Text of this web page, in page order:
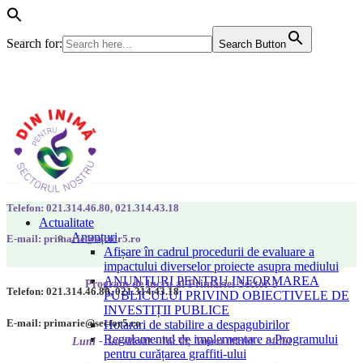
Search for: Search Button
Actualitate
Anunțuri
Afișare în cadrul procedurii de evaluare a
impactului diverselor proiecte asupra mediului
ANUNȚURI PENTRU INFORMAREA
PUBLICULUI PRIVIND OBIECTIVELE DE
INVESTIȚII PUBLICE
Hotarari de stabilire a despagubirilor
Regulamentul de implementare a Programului
pentru curățarea graffiti-ului
Telefon: 021.314.46.80, 021.314.43.18
E-mail: primarie@sector5.ro
Program de lucru al Primăriei Sector 5
Luni - Joi 08:00 - 16:30; Vineri 08:00 - 14:00
Telefon: 021.314.46.80, 021.314.43.18
E-mail: primarie@sector5.ro